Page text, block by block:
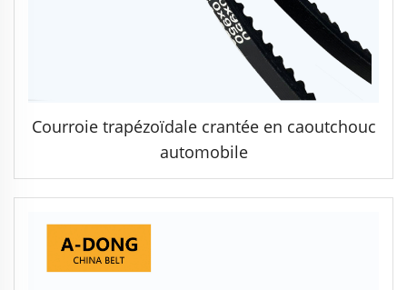
Courroie trapézoïdale crantée en caoutchouc
automobile